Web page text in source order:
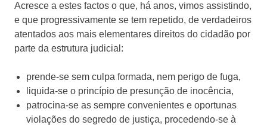
Acresce a estes factos o que, há anos, vimos assistindo,
e que progressivamente se tem repetido, de verdadeiros
atentados aos mais elementares direitos do cidadão por
parte da estrutura judicial:
prende-se sem culpa formada, nem perigo de fuga,
liquida-se o princípio de presunção de inocência,
patrocina-se as sempre convenientes e oportunas
violações do segredo de justiça, procedendo-se à